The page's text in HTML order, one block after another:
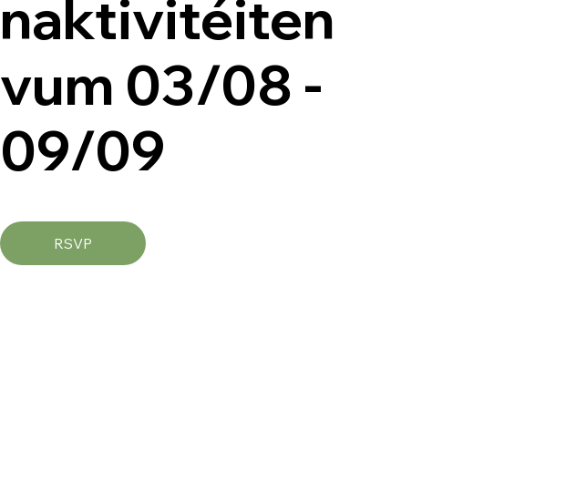
naktivitéiten
vum 03/08 -
09/09
RSVP